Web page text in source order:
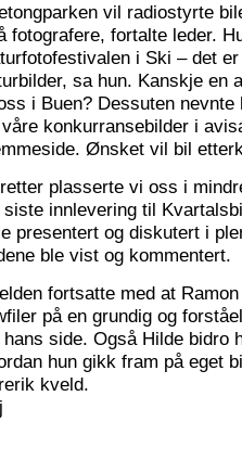
vil radiostyrte
fotografere, fortalte leder.
i Ski – det
sa hun. Kanskje en
i Buen? Dessuten
våre konkurransebilder i
Ønsket vil bil
plasserte vi oss i
innlevering til
presentert og diskutert i
ble vist og kommentert.
fortsatte med at
på en grundig og
side. Også Hilde bidro
hun gikk fram på eget
kveld.